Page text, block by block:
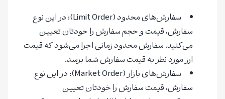
سفارش‌های محدود (Limit Order): در این نوع
سفارش، قیمت و حجم سفارش را خودتان تعیین
می‌کنید. سفارش محدود زمانی اجرا می‌شود که قیمت
ارز مورد نظر به قیمت سفارش شما برسد.
سفارش‌های بازار (Market Order): در این نوع
سفارش، قیمت سفارش را خودتان تعیین